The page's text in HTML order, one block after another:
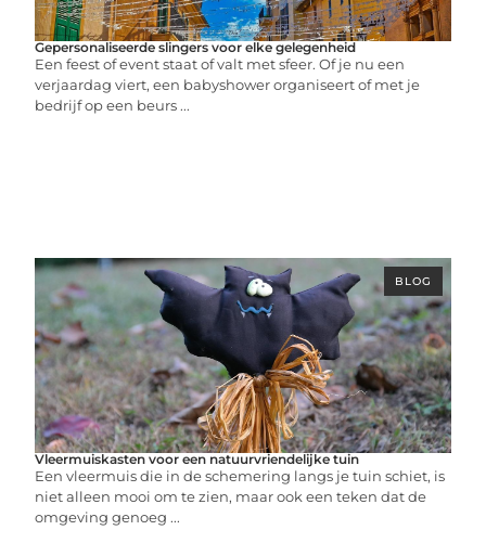
Gepersonaliseerde slingers voor elke gelegenheid
Een feest of event staat of valt met sfeer. Of je nu een
verjaardag viert, een babyshower organiseert of met je
bedrijf op een beurs ...
BLOG
Vleermuiskasten voor een natuurvriendelijke tuin
Een vleermuis die in de schemering langs je tuin schiet, is
niet alleen mooi om te zien, maar ook een teken dat de
omgeving genoeg ...